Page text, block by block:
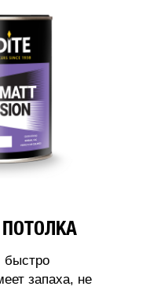
быстро
запаха, не